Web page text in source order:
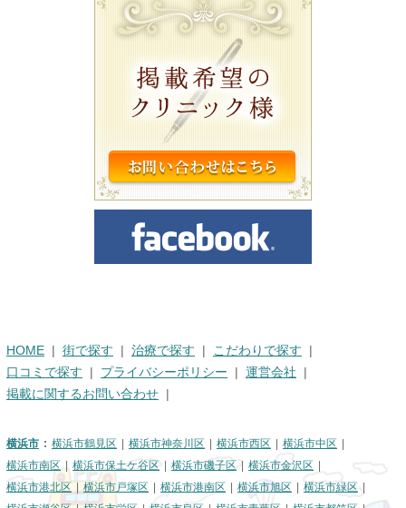
HOME 街で探す 治療で探す
こだわりで探す
口コミで探す
プライバシーポリシー
運営会社
掲載に関するお問い合わせ
横浜市 横浜市鶴見区 横浜市神奈川区 横浜市西区
横浜市中区
横浜市南区
横浜市保土ケ谷区 横浜市磯子区
横浜市金沢区
横浜市港北区
横浜市戸塚区 横浜市港南区 横浜市旭区
横浜市緑区